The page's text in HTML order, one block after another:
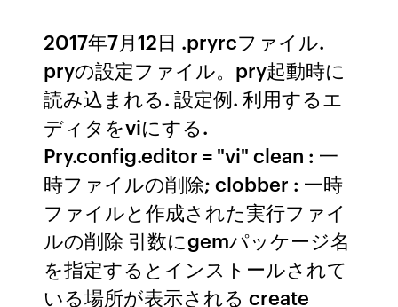
2017年7月12日 .pryrcファイル.
pryの設定ファイル。pry起動時に
読み込まれる. 設定例. 利用するエ
ディタをviにする.
Pry.config.editor = "vi" clean : 一
時ファイルの削除; clobber : 一時
ファイルと作成された実行ファイ
ルの削除 引数にgemパッケージ名
を指定するとインストールされて
いる場所が表示される create